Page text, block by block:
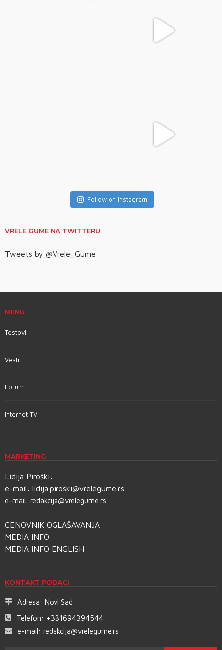
Follow on Instagram
VRELE GUME NA TWITTERU
Tweets by @Vrele_Gume
MENU
Testovi
Vesti
Forum
Internet TV
MARKETING
Lidija Piroški:
e-mail: lidija.piroski@vrelegume.rs
e-mail: redakcija@vrelegume.rs
CENOVNIK OGLAŠAVANJA
MEDIA INFO
MEDIA INFO ENGLISH
KONTAKT PODACI
Adresa: Novi Sad
Telefon: +381694394544
e-mail: redakcija@vrelegume.rs